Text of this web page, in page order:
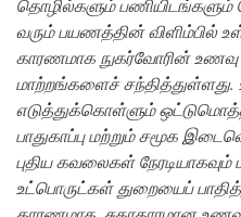
தொழில்களும் பணியிடங்களும்
வரும் பயணத்தின் விளிம்பில்
காரணமாக நுகர்வோரின் உணவு
மாற்றங்களைச்
எடுத்துக்கொள்ளும்
பாதுகாப்பு மற்றும் சமூக
புதிய கவலைகள்
உட்பொருட்கள் துறையைப்